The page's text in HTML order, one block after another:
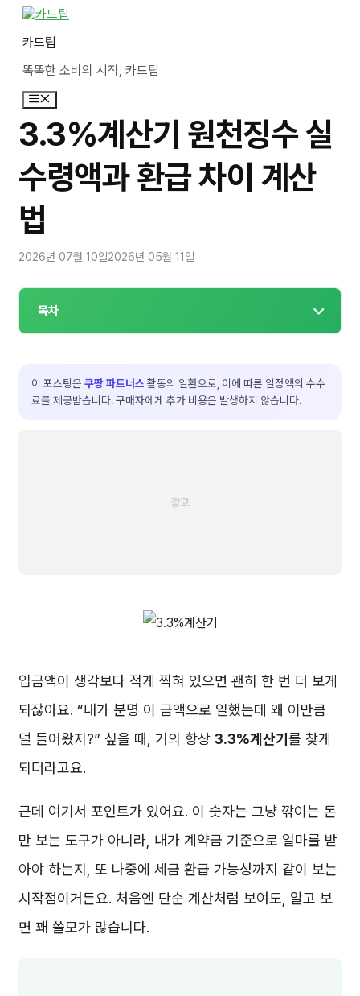
카드팁
똑똑한 소비의 시작, 카드팁
메
뉴
3.3%계산기 원천징수 실
수령액과 환급 차이 계산
법
2026년 07월 10일2026년 05월 11일
목차
이 포스팅은 쿠팡 파트너스 활동의 일환으로, 이에 따른 일정액의 수수
료를 제공받습니다. 구매자에게 추가 비용은 발생하지 않습니다.
입금액이 생각보다 적게 찍혀 있으면 괜히 한 번 더 보게
되잖아요. “내가 분명 이 금액으로 일했는데 왜 이만큼
덜 들어왔지?” 싶을 때, 거의 항상 3.3%계산기를 찾게
되더라고요.
근데 여기서 포인트가 있어요. 이 숫자는 그냥 깎이는 돈
만 보는 도구가 아니라, 내가 계약금 기준으로 얼마를 받
아야 하는지, 또 나중에 세금 환급 가능성까지 같이 보는
시작점이거든요. 처음엔 단순 계산처럼 보여도, 알고 보
면 꽤 쓸모가 많습니다.